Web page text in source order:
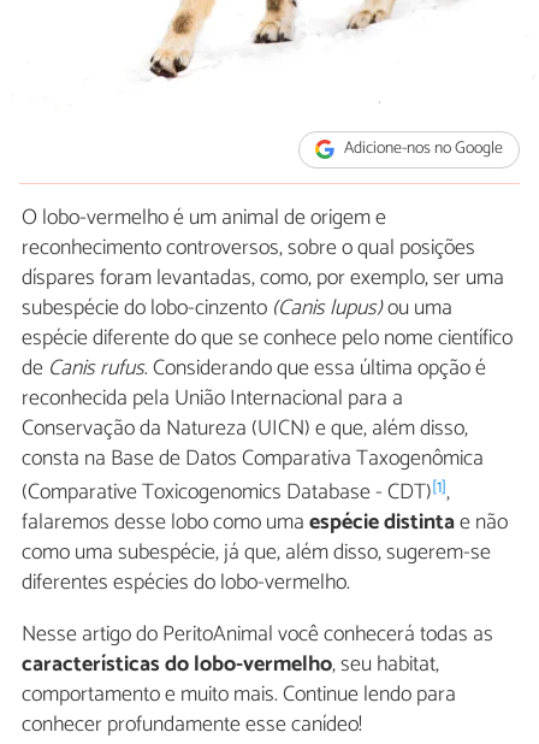
Adicione-nos no Google
O lobo-vermelho é um animal de origem e
reconhecimento controversos, sobre o qual posições
díspares foram levantadas, como, por exemplo, ser uma
subespécie do lobo-cinzento (Canis lupus)ou uma
espécie diferente do que se conhece pelo nome científico
de Canis rufus. Considerando que essa última opção é
reconhecida pela União Internacional para a
Conservação da Natureza (UICN) e que, além disso,
consta na Base de Datos Comparativa Taxogenômica
(Comparative Toxicogenomics Database - CDT)[1],
falaremos desse lobo como umaespécie distintae não
como uma subespécie, já que, além disso, sugerem-se
diferentes espécies do lobo-vermelho.
Nesse artigo do PeritoAnimal você conhecerá todas as
características do lobo-vermelho, seu habitat,
comportamento e muito mais. Continue lendo para
conhecer profundamente esse canídeo!